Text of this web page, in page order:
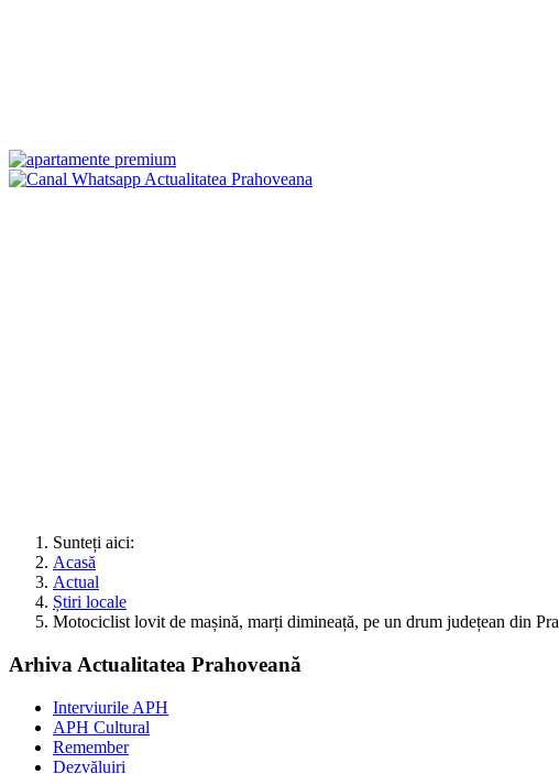
Sunteți aici:
Acasă
Actual
Știri locale
Motociclist lovit de mașină, marți dimineață, pe un drum județean din
Arhiva Actualitatea Prahoveană
Interviurile APH
APH Cultural
Remember
Dezvăluiri